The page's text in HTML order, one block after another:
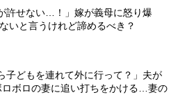
許せない…！」嫁が義母に怒り爆
いと言うけれど諦めるべき？
子どもを連れて外に行って？」夫が
ロボロの妻に追い打ちをかける…妻の